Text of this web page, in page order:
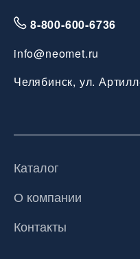
8-800-600-6736
info@neomet.ru
Челябинск, ул.
Каталог
О компании
Контакты